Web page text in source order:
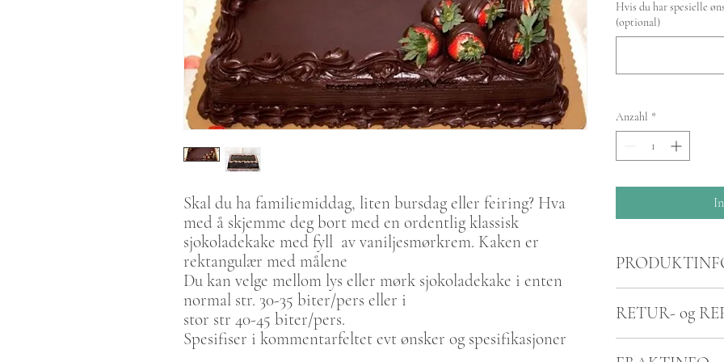
Skal du ha familiemiddag, liten bursdag eller feiring? Hva
med å skjemme deg bort med en ordentlig klassisk
sjokoladekake med fyll av vaniljesmørkrem. Kaken er
rektangulær med målene
Du kan velge mellom lys eller mørk sjokoladekake i enten
normal str. 30-35 biter/pers eller i
stor str 40-45 biter/pers.
Spesifiser i kommentarfeltet evt ønsker og spesifikasjoner
Hvis du har spesielle
(optional)
Anzahl *
laktosefri ved
RETUR- og